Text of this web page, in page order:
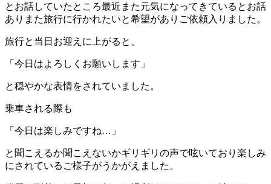
とお話していたところ最近また元気になってきているとお話
ありまた旅行に行かれたいと希望がありご依頼入りました。
旅行と当日お迎えに上がると、
「今日はよろしくお願いします」
と穏やかな表情をされていました。
乗車される際も
「今日は楽しみですね…」
と聞こえるか聞こえないかギリギリの声で呟いており楽しみ
にされているご様子がうかがえました。